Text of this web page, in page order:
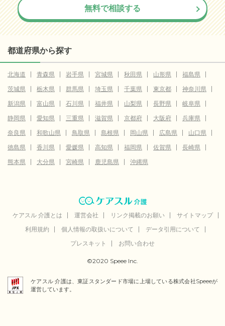
無料で相談する
都道府県から探す
北海道 青森県 岩手県 宮城県 秋田県 山形県
福島県
茨城県
栃木県 群馬県 埼玉県 千葉県 東京都
神奈川県
新潟県
富山県 石川県 福井県 山梨県 長野県
岐阜県
静岡県
愛知県 三重県 滋賀県 京都府 大阪府
兵庫県
奈良県
和歌山県 鳥取県 島根県 岡山県 広島県
山口県
徳島県
香川県 愛媛県 高知県 福岡県 佐賀県
長崎県
熊本県
大分県 宮崎県 鹿児島県 沖縄県
ケアスル 介護とは 運営会社 リンク掲載のお願い
サイトマップ
利用規約
個人情報の取扱いについて
データ引用について
プレスキット
お問い合わせ
©2020 Speee Inc.
ケアスル 介護は、東証スタンダード市場に上場している株式会社Speeeが
運営しています。